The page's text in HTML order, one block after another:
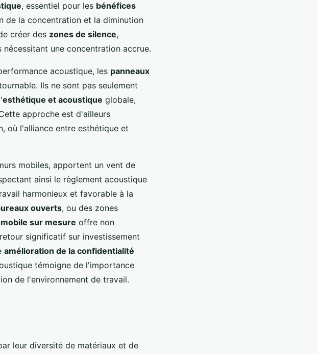
, essentiel pour les bénéfices
de la concentration et la diminution
créer des zones de silence,
une concentration accrue.
acoustique, les panneaux
Ils ne sont pas seulement
esthétique et acoustique globale,
approche est d'ailleurs
où l'alliance entre esthétique et
mobiles, apportent un vent de
ainsi le règlement acoustique
harmonieux et favorable à la
ouverts, ou des zones
sur mesure offre non
significatif sur investissement
amélioration de la confidentialité
témoigne de l'importance
de l'environnement de travail.
leur diversité de matériaux et de